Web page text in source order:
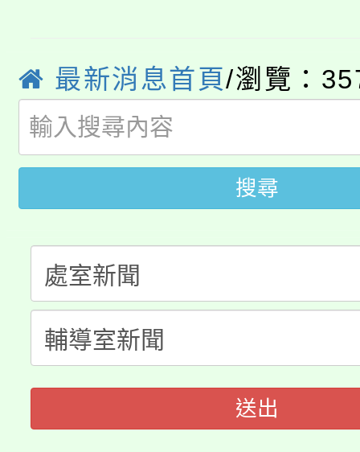
代理(課)教師甄選結果(
「2026金融保險知識
車」活動
桃園市115學年度學生
生本土語及新住民語歌
公告本校115學年度第
代理(課)教師甄選結果
公告本校115學年度第
《TA101》溝通分析基
程，歡迎學生輔導中心
心理、諮商輔導、社會
系所師生報名參加。
最新消息首頁/瀏覽：
搜尋
送出